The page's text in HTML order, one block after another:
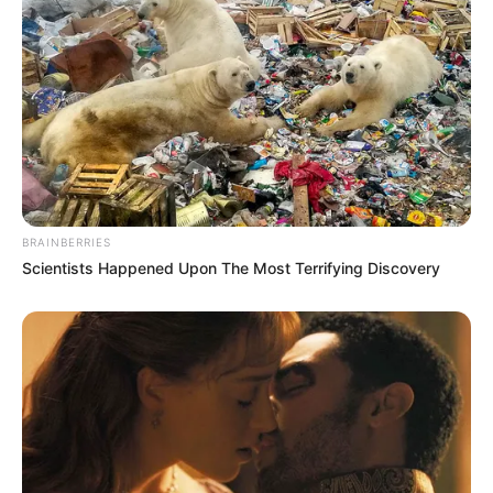
lake.
The group moved slowly, carefully checking every
bush and every ledge.
The trail led deeper into the forest away from the
water.
barely visible animal trail.
Nagy remény volt arra, hogy a turistákat élve
megtalálják.
Meleg volt az idő, és a tapasztalt túrázók akár több
BRAINBERRIES
Scientists Happened Upon The Most Terrifying Discovery